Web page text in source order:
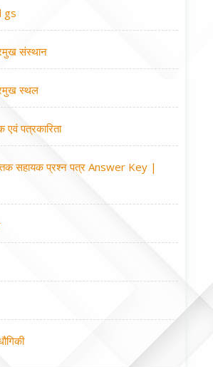
gs
संस्थान
स्थल
पत्रकारिता
सहायक प्रश्न पत्र Answer Key |